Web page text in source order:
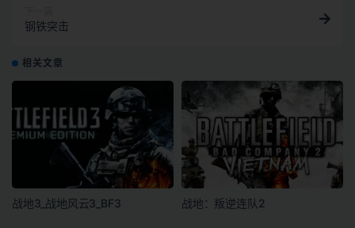
钢铁突击
相关文章
战地3_战地风云3_BF3 战地：叛逆连队2